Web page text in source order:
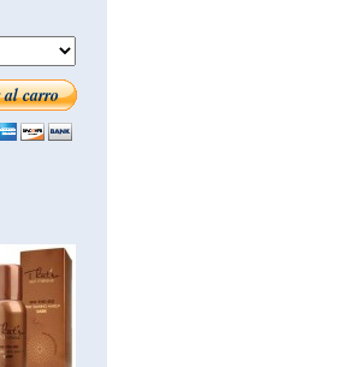
carro